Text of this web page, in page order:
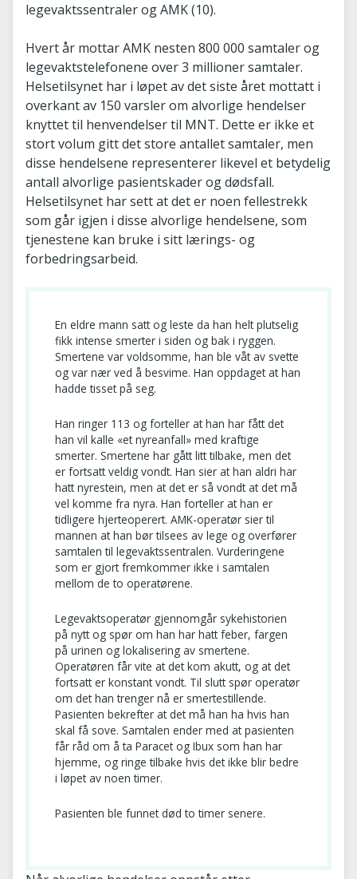
legevaktssentraler og AMK (10).
Hvert år mottar AMK nesten 800 000 samtaler og
legevaktstelefonene over 3 millioner samtaler.
Helsetilsynet har i løpet av det siste året mottatt i
overkant av 150 varsler om alvorlige hendelser
knyttet til henvendelser til MNT. Dette er ikke et
stort volum gitt det store antallet samtaler, men
disse hendelsene representerer likevel et betydelig
antall alvorlige pasientskader og dødsfall.
Helsetilsynet har sett at det er noen fellestrekk
som går igjen i disse alvorlige hendelsene, som
tjenestene kan bruke i sitt lærings- og
forbedringsarbeid.
En eldre mann satt og leste da han helt plutselig
fikk intense smerter i siden og bak i ryggen.
Smertene var voldsomme, han ble våt av svette
og var nær ved å besvime. Han oppdaget at han
hadde tisset på seg.
Han ringer 113 og forteller at han har fått det
han vil kalle «et nyreanfall» med kraftige
smerter. Smertene har gått litt tilbake, men det
er fortsatt veldig vondt. Han sier at han aldri har
hatt nyrestein, men at det er så vondt at det må
vel komme fra nyra. Han forteller at han er
tidligere hjerteoperert. AMK-operatør sier til
mannen at han bør tilsees av lege og overfører
samtalen til legevaktssentralen. Vurderingene
som er gjort fremkommer ikke i samtalen
mellom de to operatørene.
Legevaktsoperatør gjennomgår sykehistorien
på nytt og spør om han har hatt feber, fargen
på urinen og lokalisering av smertene.
Operatøren får vite at det kom akutt, og at det
fortsatt er konstant vondt. Til slutt spør operatør
om det han trenger nå er smertestillende.
Pasienten bekrefter at det må han ha hvis han
skal få sove. Samtalen ender med at pasienten
får råd om å ta Paracet og Ibux som han har
hjemme, og ringe tilbake hvis det ikke blir bedre
i løpet av noen timer.
Pasienten ble funnet død to timer senere.